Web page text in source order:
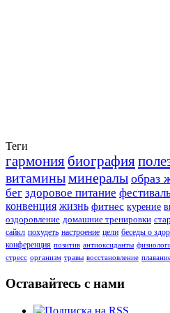
Теги
гармония биография
витаминыминералы образ
бег здоровое питание
конвенция жизнь фитнес курение
оздоровление домашние тренировки
сайкл похудеть настроение цели беседы о
конференция позитив антиоксиданты
стресс организм травы восстановление
Оставайтесь с нами